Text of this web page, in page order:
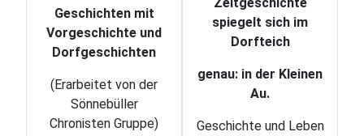
Geschichten mit
Vorgeschichte und
Dorfgeschichten
(Erarbeitet von der
Sönnebüller
Chronisten Gruppe)
spiegelt sich im
Dorfteich
genau: in der Kleinen
Au.
Geschichte und Leben